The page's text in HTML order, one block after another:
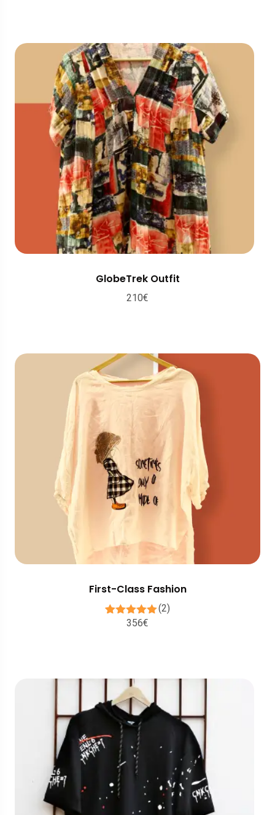
GlobeTrek Outfit
210€
First-Class Fashion
Valutato
(2)
356€